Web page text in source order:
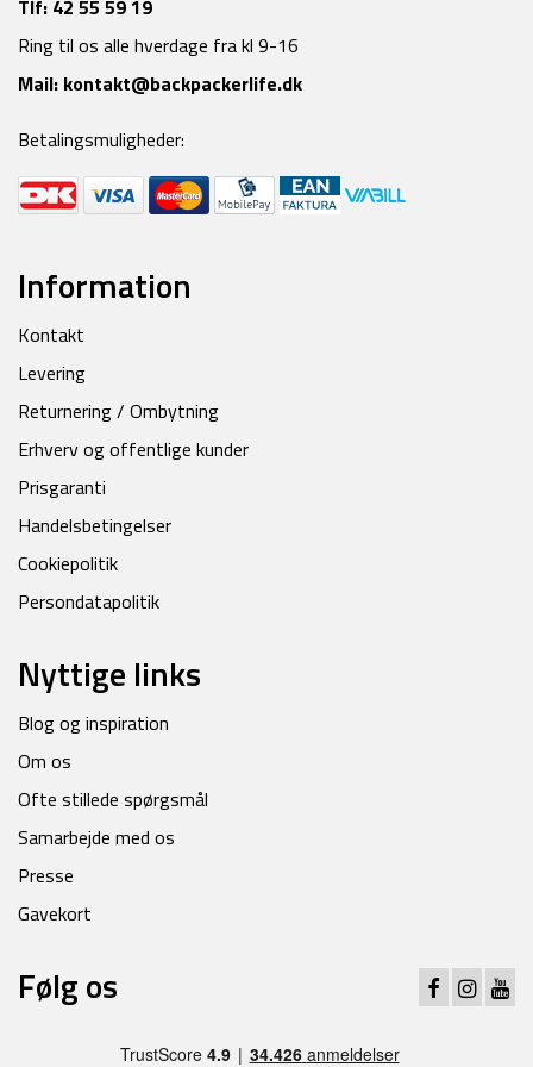
Tlf: 42 55 59 19
Ring til os alle hverdage fra kl 9-16
Mail: kontakt@backpackerlife.dk
Betalingsmuligheder:
Information
Kontakt
Levering
Returnering / Ombytning
Erhverv og offentlige kunder
Prisgaranti
Handelsbetingelser
Cookiepolitik
Persondatapolitik
Nyttige links
Blog og inspiration
Om os
Ofte stillede spørgsmål
Samarbejde med os
Presse
Gavekort
Følg os